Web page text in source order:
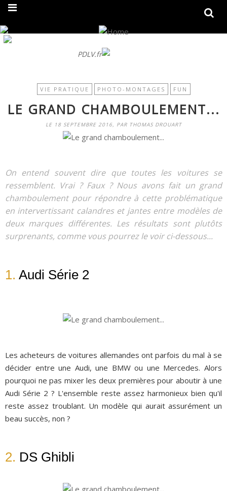
PDLV.fr
VIE PRATIQUE PHOTO-MONTAGES FUN
LE GRAND CHAMBOULEMENT...
LE 18 SEPTEMBRE 2016, PAR THOMAS DROUART
On entend souvent dire que toutes les voitures se
ressemblent. Vrai ? Faux ? Nous avons fait un grand
chamboulement pour répondre à cette problématique
en intervertissant calandres et jantes entre modèles de
deux marques différentes. Les résultats sont plutôts
surprenants, comme vous pourrez le voir ci-dessous...
1. Audi Série 2
Les acheteurs de voitures allemandes ont parfois du mal à se
décider entre une Audi, une BMW ou une Mercedes. Alors
pourquoi ne pas mixer les deux premières pour aboutir à une
Audi Série 2 ? L'ensemble reste assez harmonieux bien qu'il
reste assez troublant. Un modèle qui aurait assurément un
beau succès, non ?
2. DS Ghibli